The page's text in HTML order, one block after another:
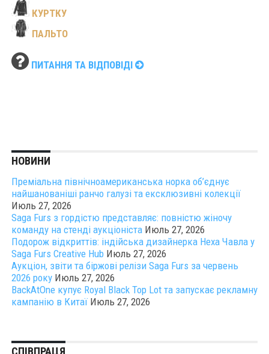
КУРТКУ
ПАЛЬТО
ПИТАННЯ ТА ВІДПОВІДІ
НОВИНИ
Преміальна північноамериканська норка об’єднує
найшанованіші ранчо галузі та ексклюзивні колекції
Июль 27, 2026
Saga Furs з гордістю представляє: повністю жіночу
команду на стенді аукціоніста Июль 27, 2026
Подорож відкриттів: індійська дизайнерка Неха Чавла у
Saga Furs Creative Hub Июль 27, 2026
Аукціон, звіти та біржові релізи Saga Furs за червень
2026 року Июль 27, 2026
BackAtOne купує Royal Black Top Lot та запускає рекламну
кампанію в Китаї Июль 27, 2026